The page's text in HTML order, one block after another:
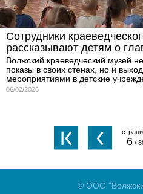
Сотрудники
рассказывают детям о
Волжский краеведческий музей
показы в своих стенах, но и
мероприятиями в детские
06/02/2026
6/
© ООО